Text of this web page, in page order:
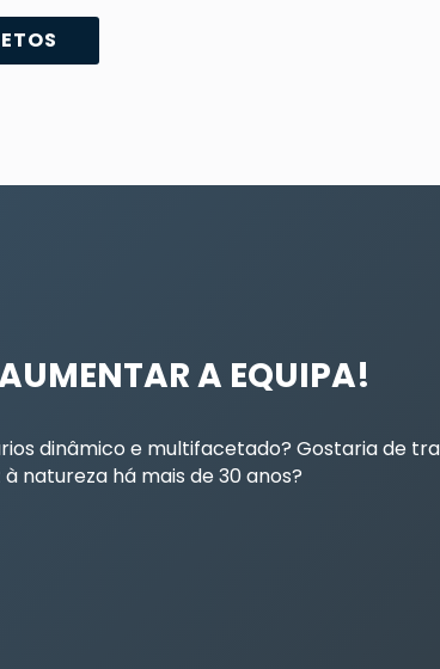
A EQUIPA!
dinâmico e multifacetado? Gostaria de
natureza há mais de 30 anos?